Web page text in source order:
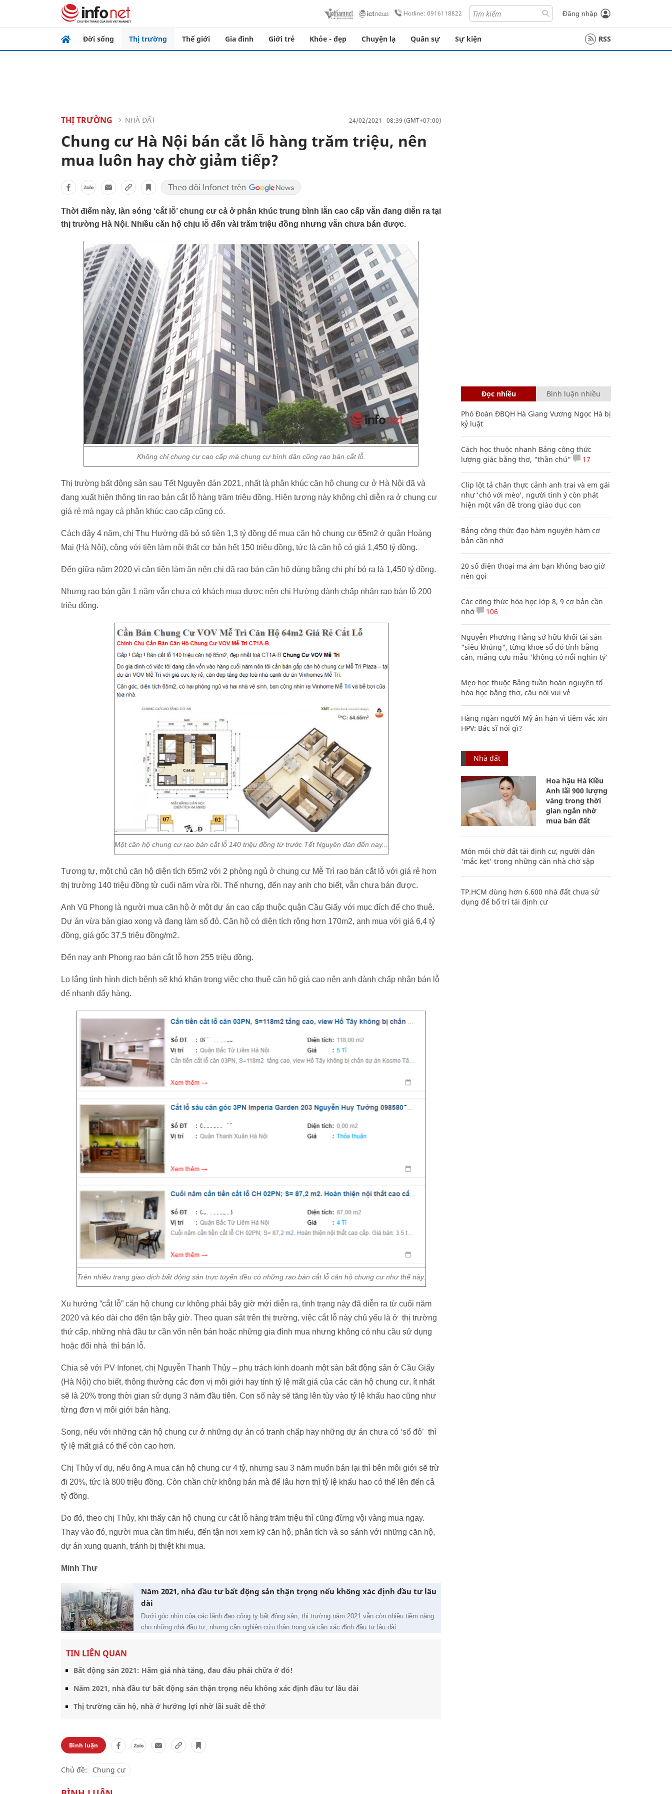
Hotline: 0916118822 Đăng nhập
Đời sống Thị trường Thế giới Gia đình Giới trẻ Khỏe - đẹp Chuyện lạ Quân sự Sự kiện RSS
THỊ TRƯỜNG NHÀ ĐẤT 24/02/2021 08:39 (GMT+07:00)
Chung cư Hà Nội bán cắt lỗ hàng trăm triệu, nên
mua luôn hay chờ giảm tiếp?
Thời điểm này, làn sóng ‘cắt lỗ’ chung cư cả ở phân khúc trung bình lẫn cao cấp vẫn đang diễn ra tại
thị trường Hà Nội. Nhiều căn hộ chịu lỗ đến vài trăm triệu đồng nhưng vẫn chưa bán được.
Không chỉ chung cư cao cấp mà chung cư bình dân cũng rao bán cắt lỗ.
Thị trường bất động sản sau Tết Nguyên đán 2021, nhất là phân khúc căn hộ chung cư ở Hà Nội đã và
đang xuất hiện thông tin rao bán cắt lỗ hàng trăm triệu đồng. Hiện tượng này không chỉ diễn ra ở chung cư
giá rẻ mà ngay cả phân khúc cao cấp cũng có.
Cách đây 4 năm, chị Thu Hường đã bỏ số tiền 1,3 tỷ đồng để mua căn hộ chung cư 65m2 ở quận Hoàng
Mai (Hà Nội), cộng với tiền làm nội thất cơ bản hết 150 triệu đồng, tức là căn hộ có giá 1,450 tỷ đồng.
Đến giữa năm 2020 vì cần tiền làm ăn nên chị đã rao bán căn hộ đúng bằng chi phí bỏ ra là 1,450 tỷ đồng.
Nhưng rao bán gần 1 năm vẫn chưa có khách mua được nên chị Hường đành chấp nhận rao bán lỗ 200
triệu đồng.
Một căn hộ chung cư rao bán cắt lỗ 140 triệu đồng từ trước Tết Nguyên đán đến nay...
Tương tự, một chủ căn hộ diện tích 65m2 với 2 phòng ngủ ở chung cư Mễ Trì rao bán cắt lỗ với giá rẻ hơn
thị trường 140 triệu đồng từ cuối năm vừa rồi. Thế nhưng, đến nay anh cho biết, vẫn chưa bán được.
Anh Vũ Phong là người mua căn hộ ở một dự án cao cấp thuộc quận Cầu Giấy với mục đích để cho thuê.
Dự án vừa bàn giao xong và đang làm sổ đỏ. Căn hộ có diện tích rộng hơn 170m2, anh mua với giá 6,4 tỷ
đồng, giá gốc 37,5 triệu đồng/m2.
Đến nay anh Phong rao bán cắt lỗ hơn 255 triệu đồng.
Lo lắng tình hình dịch bệnh sẽ khó khăn trong việc cho thuê căn hộ giá cao nên anh đành chấp nhận bán lỗ
để nhanh đẩy hàng.
Trên nhiều trang giao dịch bất động sản trực tuyến đều có những rao bán cắt lỗ căn hộ chung cư như thế này.
Xu hướng “cắt lỗ” căn hộ chung cư không phải bây giờ mới diễn ra, tình trạng này đã diễn ra từ cuối năm
2020 và kéo dài cho đến tận bây giờ. Theo quan sát trên thị trường, việc cắt lỗ này chủ yếu là ở thị trường
thứ cấp, những nhà đầu tư cần vốn nên bán hoặc những gia đình mua nhưng không có nhu cầu sử dụng
hoặc đổi nhà thì bán lỗ.
Chia sẻ với PV Infonet, chị Nguyễn Thanh Thủy – phụ trách kinh doanh một sàn bất động sản ở Cầu Giấy
(Hà Nội) cho biết, thông thường các đơn vị môi giới hay tính tỷ lệ mất giá của các căn hộ chung cư, ít nhất
sẽ là 20% trong thời gian sử dụng 3 năm đầu tiên. Con số này sẽ tăng lên tùy vào tỷ lệ khấu hao cũng như
từng đơn vị môi giới bán hàng.
Song, nếu với những căn hộ chung cư ở những dự án có tranh chấp hay những dự án chưa có ‘sổ đỏ’ thì
tỷ lệ mất giá có thể còn cao hơn.
Chị Thủy ví dụ, nếu ông A mua căn hộ chung cư 4 tỷ, nhưng sau 3 năm muốn bán lại thì bên môi giới sẽ trừ
đi 20%, tức là 800 triệu đồng. Còn chần chừ không bán mà để lâu hơn thì tỷ lệ khấu hao có thể lên đến cả
tỷ đồng.
Do đó, theo chị Thủy, khi thấy căn hộ chung cư cắt lỗ hàng trăm triệu thì cũng đừng vội vàng mua ngay.
Thay vào đó, người mua cần tìm hiểu, đến tận nơi xem kỹ căn hộ, phân tích và so sánh với những căn hộ,
dự án xung quanh, tránh bị thiệt khi mua.
Minh Thư
Năm 2021, nhà đầu tư bất động sản thận trọng nếu không xác định đầu tư lâu
dài
Dưới góc nhìn của các lãnh đạo công ty bất động sản, thị trường năm 2021 vẫn còn nhiều tiềm năng
cho những nhà đầu tư, nhưng cần nghiên cứu thận trọng và cần xác định đầu tư lâu dài…
TIN LIÊN QUAN
Bất động sản 2021: Hãm giá nhà tăng, đau đâu phải chữa ở đó!
Năm 2021, nhà đầu tư bất động sản thận trọng nếu không xác định đầu tư lâu dài
Thị trường căn hộ, nhà ở hưởng lợi nhờ lãi suất dễ thở
Bình luận
Chủ đề: Chung cư
Đọc nhiều Bình luận nhiều
Phó Đoàn ĐBQH Hà Giang Vương Ngọc Hà bị
kỷ luật
Cách học thuộc nhanh Bảng công thức
lượng giác bằng thơ, "thần chú"
17
Clip lột tả chân thực cảnh anh trai và em gái
như 'chó với mèo', người tinh ý còn phát
hiện một vấn đề trong giáo dục con
Bảng công thức đạo hàm nguyên hàm cơ
bản cần nhớ
20 số điện thoại ma ám bạn không bao giờ
nên gọi
Các công thức hóa học lớp 8, 9 cơ bản cần
nhớ
106
Nguyễn Phương Hằng sở hữu khối tài sản
"siêu khủng", từng khoe sổ đỏ tính bằng
cân, mắng cựu mẫu 'không có nổi nghìn tỷ'
Mẹo học thuộc Bảng tuần hoàn nguyên tố
hóa học bằng thơ, câu nói vui vẻ
Hàng ngàn người Mỹ ân hận vì tiêm vắc xin
HPV: Bác sĩ nói gì?
Nhà đất
Hoa hậu Hà Kiều
Anh lãi 900 lượng
vàng trong thời
gian ngắn nhờ
mua bán đất
Mòn mỏi chờ đất tái định cư, người dân
'mắc kẹt' trong những căn nhà chờ sập
TP.HCM dùng hơn 6.600 nhà đất chưa sử
dụng để bố trí tái định cư